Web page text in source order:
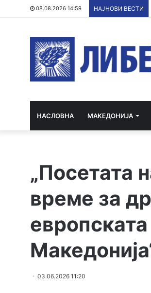
08.08.2026 14:59 НАЈНОВИ ВЕСТИ
НАСЛОВНА МАКЕДОНИЈА
„Посетата
време за
европската
03.06.2026 11:20